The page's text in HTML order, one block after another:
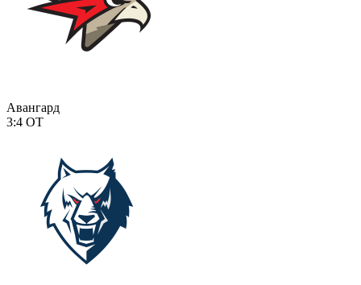
Авангард
3:4 ОТ